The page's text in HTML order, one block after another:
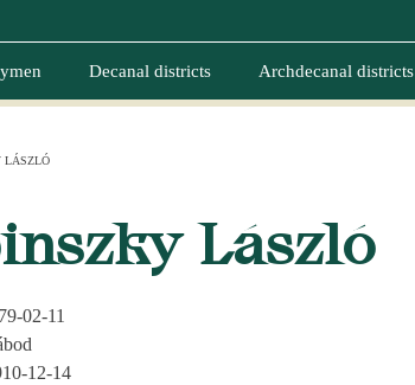
Decanal districts Archdecanal districts
LÁSZLÓ
László
02-11
12-14